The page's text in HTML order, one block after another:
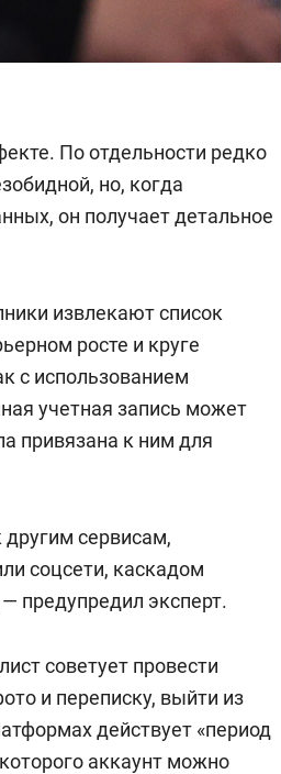
По отдельности редко
но, когда
он получает детальное
извлекают список
росте и круге
с использованием
учетная запись может
привязана к ним для
другим сервисам,
соцсети, каскадом
предупредил эксперт.
советует провести
и переписку, выйти из
действует «период
аккаунт можно